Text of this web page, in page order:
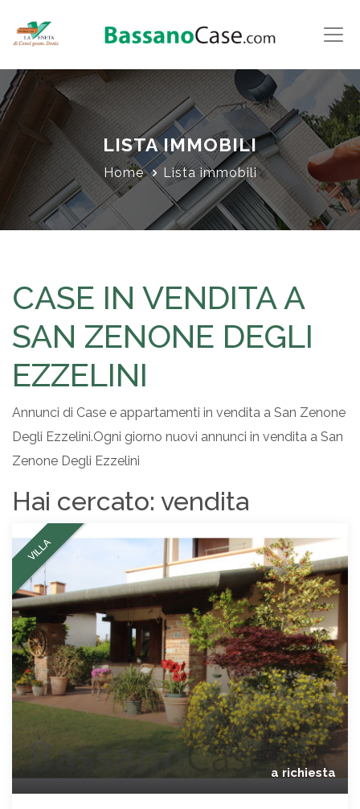
LISTA IMMOBILI
Home Lista immobili
CASE IN VENDITA A
SAN ZENONE DEGLI
EZZELINI
Annunci di Case e appartamenti in vendita a San Zenone
Degli Ezzelini.Ogni giorno nuovi annunci in vendita a San
Zenone Degli Ezzelini
Hai cercato: vendita
VILLA
a richiesta